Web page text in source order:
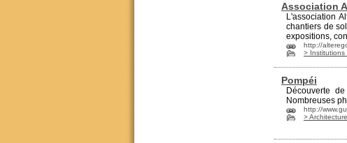
Association
L'association
chantiers de
expositions,
http://
> Institutions
Pompéi
Découverte
Nombreuses
http://
>